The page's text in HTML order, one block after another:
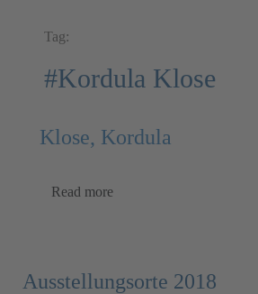
Tag:
#Kordula Klose
Klose, Kordula
Read more
Ausstellungsorte 2018